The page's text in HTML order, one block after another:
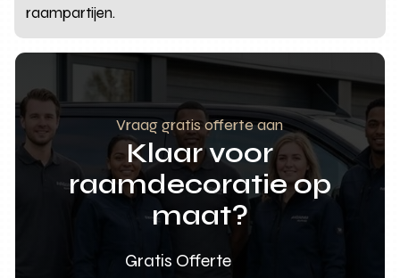
raampartijen.
Vraag gratis offerte aan
Klaar voor
raamdecoratie op
maat?
Gratis Offerte